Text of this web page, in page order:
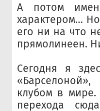
А потом
характером…
его ни на что
прямолинеен.
Сегодня я
клубом в
перехода